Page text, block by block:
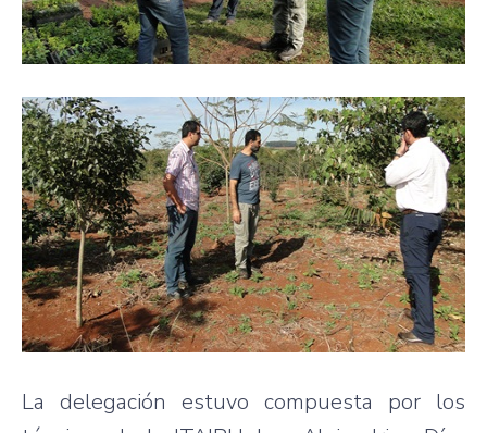
La delegación estuvo compuesta por los